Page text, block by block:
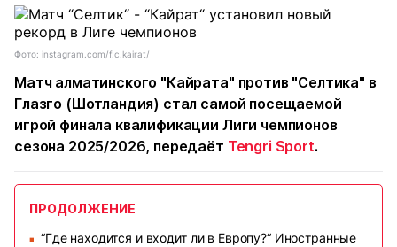
Фото: instagram.com/f.c.kairat/
Матч алматинского "Кайрата" против "Селтика" в
Глазго (Шотландия) стал самой посещаемой
игрой финала квалификации Лиги чемпионов
сезона 2025/2026, передаёт Tengri Sport.
ПРОДОЛЖЕНИЕ
■
“Где находится и входит ли в Европу?“ Иностранные